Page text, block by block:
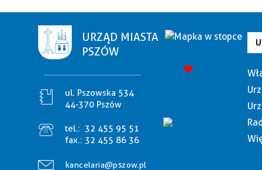
URZĄD MIASTA
PSZÓW
ul. Pszowska 534
44-370 Pszów
tel.: 32 455 95 51
fax.: 32 455 86 36
kancelaria@pszow.pl